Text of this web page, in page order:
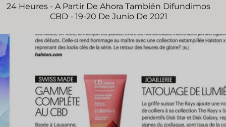
24 Heures - A Partir De Ahora También Difundimos
CBD - 19-20 De Junio De 2021